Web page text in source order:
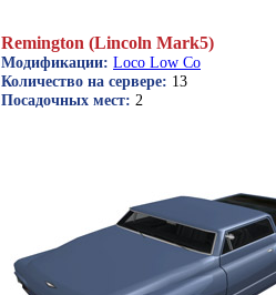
Remington (Lincoln Mark5)
Модификации: Loco Low Co
Количество на сервере: 13
Посадочных мест: 2